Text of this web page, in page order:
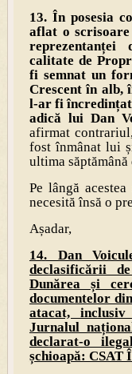
13. În posesia
aflat o
calitate de
fi semnat un
Crescent în alb,
l-ar fi
adică lui Dan
afirmat
fost înmânat lui
ultima
Pe lângă
necesită însă o
Așadar,
14. Dan
declasificării
Dunărea și
documentelor
atacat,
Jurnalul
declarat-o
șchioapă: CSAT